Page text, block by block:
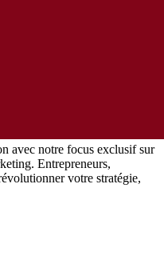
avec notre focus exclusif sur
Entrepreneurs,
votre stratégie,